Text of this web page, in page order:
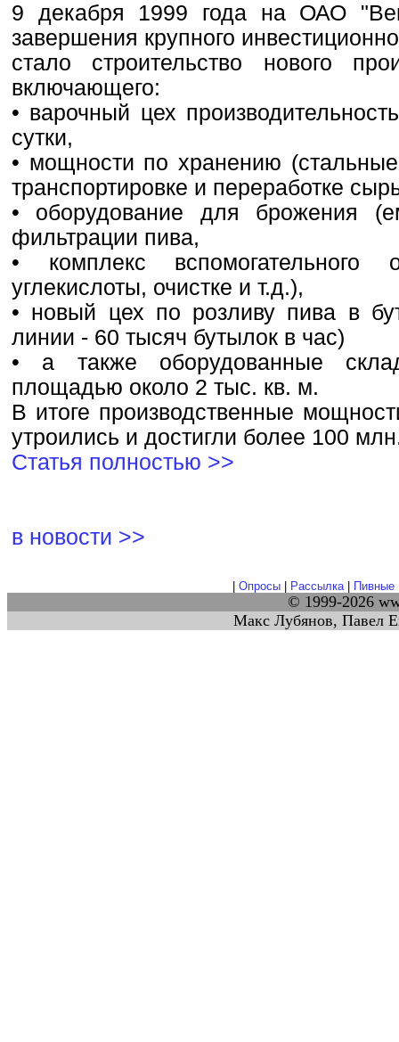
9 декабря 1999 года на ОАО
завершения крупного
стало строительство нового
включающего:
• варочный цех
сутки,
• мощности по хранению
транспортировке и переработке
• оборудование для брожения
фильтрации пива,
• комплекс вспомогательного
углекислоты, очистке и т.д.),
• новый цех по розливу пива в
линии - 60 тысяч бутылок в час)
• а также оборудованные
площадью около 2 тыс. кв. м.
В итоге производственные
утроились и достигли более 100
Статья полностью >>
в новости >>
Опросы| Рассылка| Пивные
© 1999-2026
Макс Лубянов, Павел